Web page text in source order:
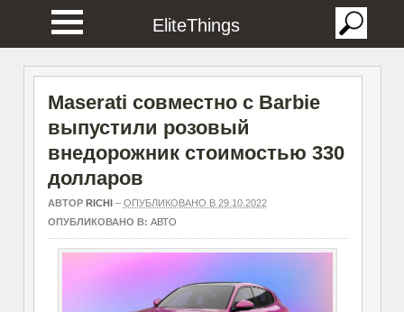
EliteThings
Maserati совместно с Barbie
выпустили розовый
внедорожник стоимостью 330
долларов
АВТОР RICHI– ОПУБЛИКОВАНО В 29.10.2022
ОПУБЛИКОВАНО В: АВТО